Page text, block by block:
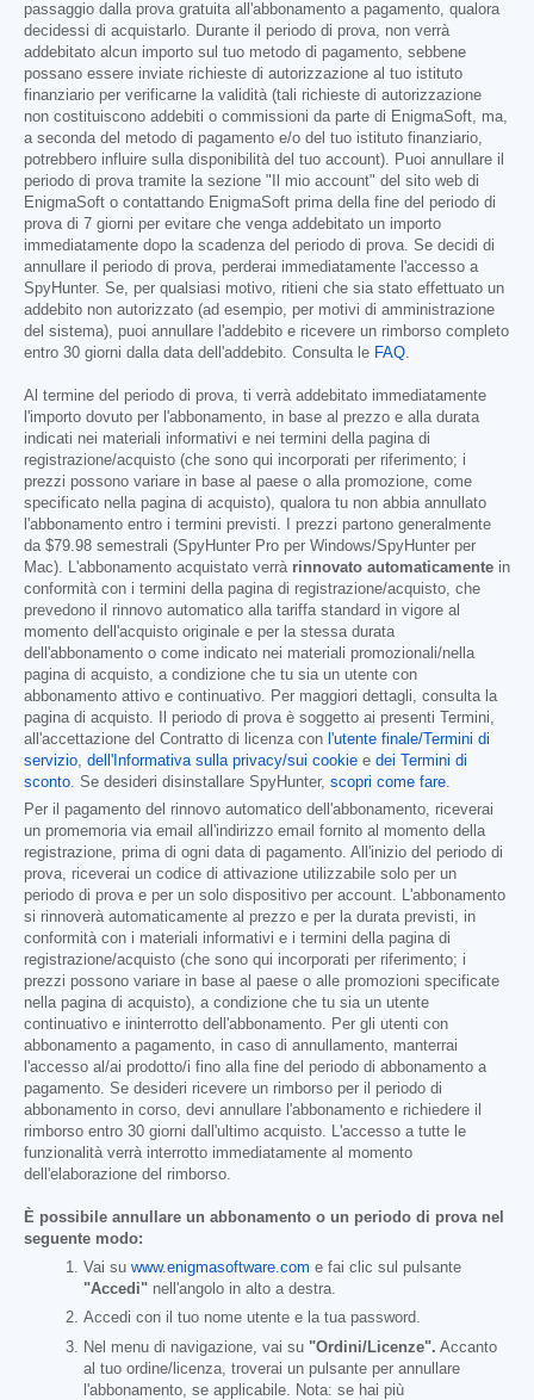
passaggio dalla prova gratuita all'abbonamento a pagamento, qualora
decidessi di acquistarlo. Durante il periodo di prova, non verrà
addebitato alcun importo sul tuo metodo di pagamento, sebbene
possano essere inviate richieste di autorizzazione al tuo istituto
finanziario per verificarne la validità (tali richieste di autorizzazione
non costituiscono addebiti o commissioni da parte di EnigmaSoft, ma,
a seconda del metodo di pagamento e/o del tuo istituto finanziario,
potrebbero influire sulla disponibilità del tuo account). Puoi annullare il
periodo di prova tramite la sezione "Il mio account" del sito web di
EnigmaSoft o contattando EnigmaSoft prima della fine del periodo di
prova di 7 giorni per evitare che venga addebitato un importo
immediatamente dopo la scadenza del periodo di prova. Se decidi di
annullare il periodo di prova, perderai immediatamente l'accesso a
SpyHunter. Se, per qualsiasi motivo, ritieni che sia stato effettuato un
addebito non autorizzato (ad esempio, per motivi di amministrazione
del sistema), puoi annullare l'addebito e ricevere un rimborso completo
entro 30 giorni dalla data dell'addebito. Consulta le FAQ
Al termine del periodo di prova, ti verrà addebitato immediatamente
l'importo dovuto per l'abbonamento, in base al prezzo e alla durata
indicati nei materiali informativi e nei termini della pagina di
registrazione/acquisto (che sono qui incorporati per riferimento; i
prezzi possono variare in base al paese o alla promozione, come
specificato nella pagina di acquisto), qualora tu non abbia annullato
l'abbonamento entro i termini previsti. I prezzi partono generalmente
da $79.98 semestrali (SpyHunter Pro per Windows/SpyHunter per
Mac). L'abbonamento acquistato verrà rinnovato automaticamente in
conformità con i termini della pagina di registrazione/acquisto, che
prevedono il rinnovo automatico alla tariffa standard in vigore al
momento dell'acquisto originale e per la stessa durata
dell'abbonamento o come indicato nei materiali promozionali/nella
pagina di acquisto, a condizione che tu sia un utente con
abbonamento attivo e continuativo. Per maggiori dettagli, consulta la
pagina di acquisto. Il periodo di prova è soggetto ai presenti Termini,
all'accettazione del Contratto di licenza con l'utente finale/Termini di
servizio dell'Informativa sulla privacy/sui cookie e dei Termini di
sconto . Se desideri disinstallare SpyHunter, scopri come fare
Per il pagamento del rinnovo automatico dell'abbonamento, riceverai
un promemoria via email all'indirizzo email fornito al momento della
registrazione, prima di ogni data di pagamento. All'inizio del periodo di
prova, riceverai un codice di attivazione utilizzabile solo per un
periodo di prova e per un solo dispositivo per account. L'abbonamento
si rinnoverà automaticamente al prezzo e per la durata previsti, in
conformità con i materiali informativi e i termini della pagina di
registrazione/acquisto (che sono qui incorporati per riferimento; i
prezzi possono variare in base al paese o alle promozioni specificate
nella pagina di acquisto), a condizione che tu sia un utente
continuativo e ininterrotto dell'abbonamento. Per gli utenti con
abbonamento a pagamento, in caso di annullamento, manterrai
l'accesso al/ai prodotto/i fino alla fine del periodo di abbonamento a
pagamento. Se desideri ricevere un rimborso per il periodo di
abbonamento in corso, devi annullare l'abbonamento e richiedere il
rimborso entro 30 giorni dall'ultimo acquisto. L'accesso a tutte le
funzionalità verrà interrotto immediatamente al momento
dell'elaborazione del rimborso.
È possibile annullare un abbonamento o un periodo di prova nel
seguente modo:
Vai su www.enigmasoftware.com e fai clic sul pulsante
"Accedi" nell'angolo in alto a destra.
Accedi con il tuo nome utente e la tua password.
Nel menu di navigazione, vai su "Ordini/Licenze". Accanto
al tuo ordine/licenza, troverai un pulsante per annullare
l'abbonamento, se applicabile. Nota: se hai più